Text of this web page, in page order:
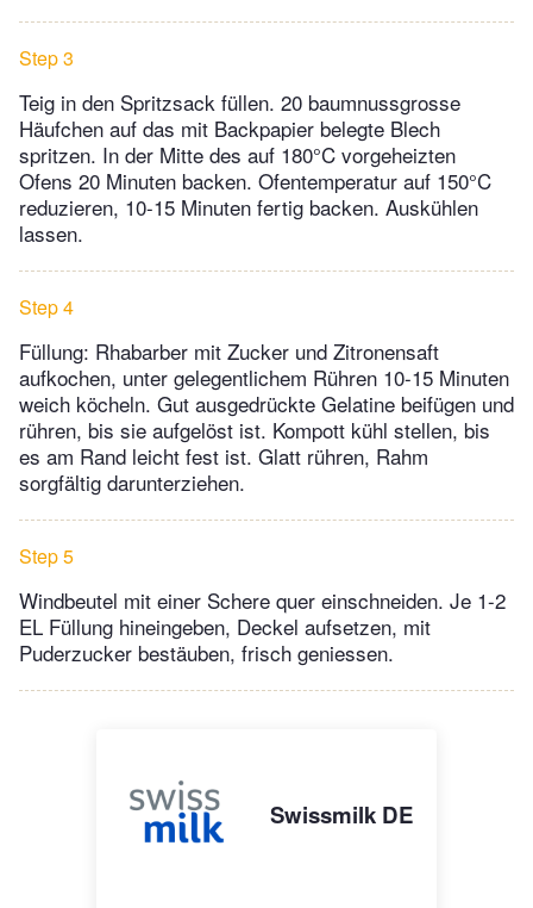
Step 3
Teig in den Spritzsack füllen. 20 baumnussgrosse
Häufchen auf das mit Backpapier belegte Blech
spritzen. In der Mitte des auf 180°C vorgeheizten
Ofens 20 Minuten backen. Ofentemperatur auf 150°C
reduzieren, 10-15 Minuten fertig backen. Auskühlen
lassen.
Step 4
Füllung: Rhabarber mit Zucker und Zitronensaft
aufkochen, unter gelegentlichem Rühren 10-15 Minuten
weich köcheln. Gut ausgedrückte Gelatine beifügen und
rühren, bis sie aufgelöst ist. Kompott kühl stellen, bis
es am Rand leicht fest ist. Glatt rühren, Rahm
sorgfältig darunterziehen.
Step 5
Windbeutel mit einer Schere quer einschneiden. Je 1-2
EL Füllung hineingeben, Deckel aufsetzen, mit
Puderzucker bestäuben, frisch geniessen.
Swissmilk DE